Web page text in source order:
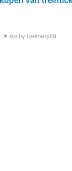
▼ Ad by Refinery89